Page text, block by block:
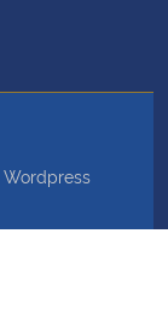
Wordpress